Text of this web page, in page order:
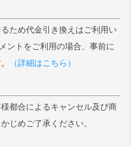
ため代金引き換えはご利用い
ントをご利用の場合、事前に
（詳細はこちら）
都合によるキャンセル及び商
じめご了承ください。